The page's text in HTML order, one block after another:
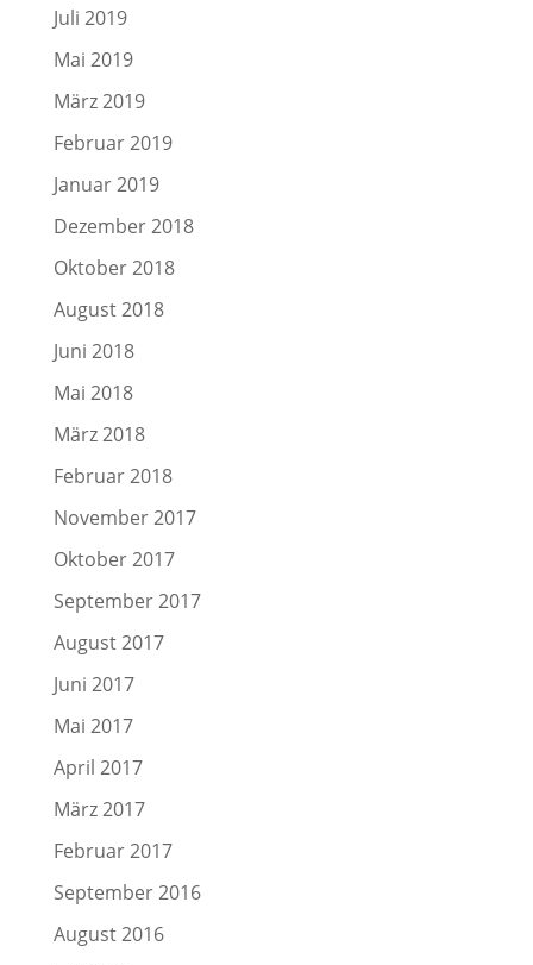
Juli 2019
Mai 2019
März 2019
Februar 2019
Januar 2019
Dezember 2018
Oktober 2018
August 2018
Juni 2018
Mai 2018
März 2018
Februar 2018
November 2017
Oktober 2017
September 2017
August 2017
Juni 2017
Mai 2017
April 2017
März 2017
Februar 2017
September 2016
August 2016